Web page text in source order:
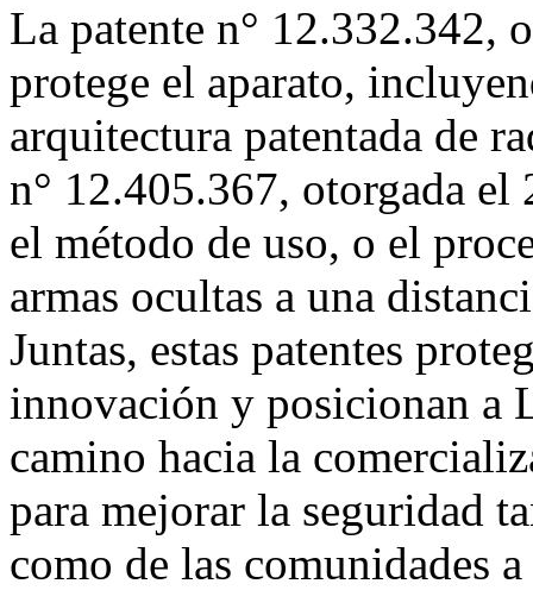
La patente n° 12.332.342,
protege el aparato,
arquitectura patentada de
n° 12.405.367, otorgada el
el método de uso, o el
armas ocultas a una
Juntas, estas patentes
innovación y posicionan a
camino hacia la
para mejorar la seguridad
como de las comunidades